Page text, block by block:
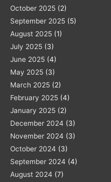
October 2025 (2)
September 2025 (5)
August 2025 (1)
July 2025 (3)
June 2025 (4)
May 2025 (3)
March 2025 (2)
February 2025 (4)
January 2025 (2)
December 2024 (3)
November 2024 (3)
October 2024 (3)
September 2024 (4)
August 2024 (7)